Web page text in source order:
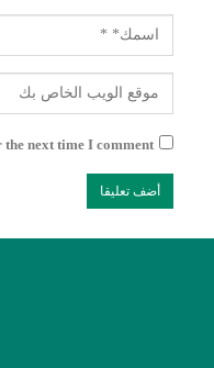
next time I comment.